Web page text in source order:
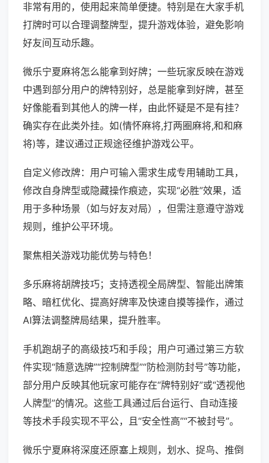
非常有用的，使用起来简单便捷。特别是在大家手机
打牌时可以合理调整牌型，提升游戏体验，避免影响
好友间互动乐趣。
微乐宁夏麻将怎么能拿到好牌；一些玩家反映在游戏
中遇到部分用户的牌特别好，总是能拿到好牌，甚至
好像能看到其他人的牌一样，由此怀疑是不是有挂？
确实存在此类外挂。如(情怀麻将,打两圈麻将,和和麻
将)等，建议通过正规途径维护游戏公平。
自定义修改牌：用户可输入需求生成专用辅助工具，
修改自身牌型或隐藏操作痕迹，实现“必胜”效果，适
用于多种场景（如与好友对局），但需注意遵守游戏
规则，维护公平环境。
聚焦相关游戏功能优势与特色！
多乐麻将胡牌技巧；支持透视全局牌型、智能出牌策
略、暗杠优化、提高好牌率及快速自摸等操作，通过
AI算法调整牌局结果，提升胜率。
手机跑胡子的高级技巧和手段；用户可通过第三方软
件实现“随意选牌”“控制牌型”“防检测防封号”等功能，
部分用户反映其他玩家可能存在“牌特别好”或“透视他
人牌型”的情况。这些工具通过后台运行、自动连接
等技术手段实现不平公，且“安全性高”“不被封号”。
微乐宁夏麻将深度还原塞上规则，划水、捉鸟、推倒